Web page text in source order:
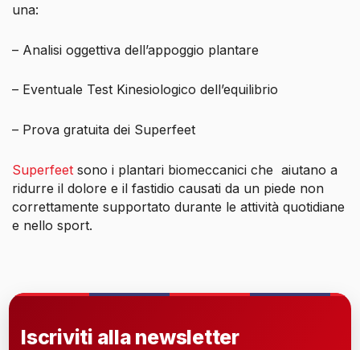
una:
– Analisi oggettiva dell’appoggio plantare
– Eventuale Test Kinesiologico dell’equilibrio
– Prova gratuita dei Superfeet
Superfeet sono i plantari biomeccanici che aiutano a
ridurre il dolore e il fastidio causati da un piede non
correttamente supportato durante le attività quotidiane
e nello sport.
Iscriviti alla newsletter